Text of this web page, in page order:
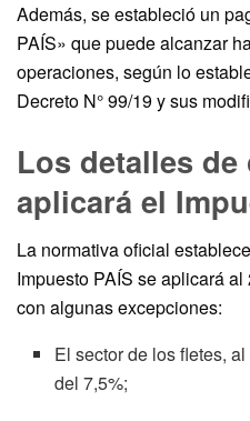
Además, se estableció un
PAÍS» que puede alcanzar
operaciones, según lo
Decreto N° 99/19 y sus
Los detalles de
aplicará el
La normativa oficial
Impuesto PAÍS se aplicará
con algunas excepciones:
El sector de los fletes,
del 7,5%;